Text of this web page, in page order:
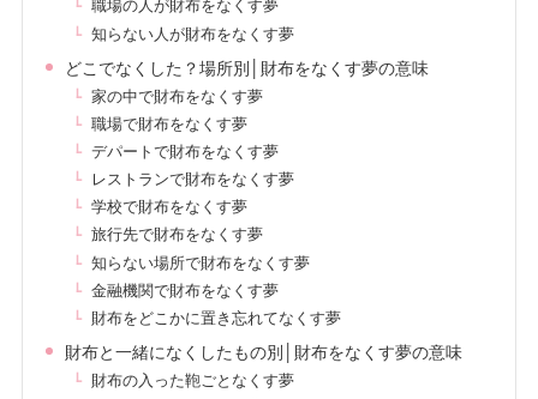
職場の人が財布をなくす夢
知らない人が財布をなくす夢
どこでなくした？場所別│財布をなくす夢の意味
家の中で財布をなくす夢
職場で財布をなくす夢
デパートで財布をなくす夢
レストランで財布をなくす夢
学校で財布をなくす夢
旅行先で財布をなくす夢
知らない場所で財布をなくす夢
金融機関で財布をなくす夢
財布をどこかに置き忘れてなくす夢
財布と一緒になくしたもの別│財布をなくす夢の意味
財布の入った鞄ごとなくす夢